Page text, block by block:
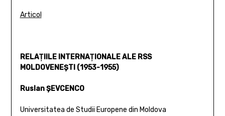
Articol
RELAŢIILE INTERNAŢIONALE ALE RSS
MOLDOVENEŞTI (1953-1955)
Ruslan ŞEVCENCO
Universitatea de Studii Europene din Moldova